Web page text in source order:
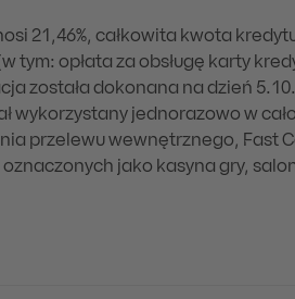
21,46%, całkowita kwota
tym: opłata za obsługę karty
została dokonana na dzień
wykorzystany jednorazowo w
przelewu wewnętrznego,
jako kasyna gry,